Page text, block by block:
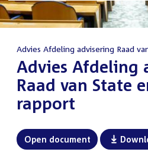
Advies Afdeling advisering Raad
Advies Afdeling
Raad van State
rapport
Open document